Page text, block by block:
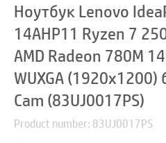
Ноутбук Lenovo
14AHP11 Ryzen 7
AMD Radeon 780M
WUXGA (1920x1200)
Cam (83UJ0017PS)
Product number: 83UJ0017PS